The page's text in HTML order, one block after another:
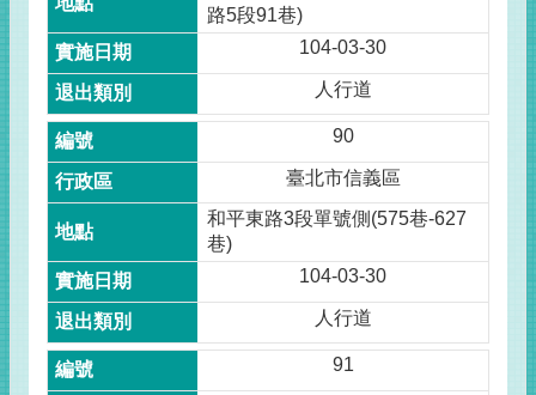
路5段91巷)
104-03-30
人行道
90
臺北市信義區
和平東路3段單號側(575巷-627
巷)
104-03-30
人行道
91